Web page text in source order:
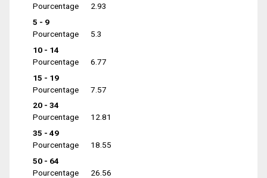
Pourcentage
2.93
5 - 9
Pourcentage
5.3
10 - 14
Pourcentage
6.77
15 - 19
Pourcentage
7.57
20 - 34
Pourcentage
12.81
35 - 49
Pourcentage
18.55
50 - 64
Pourcentage
26.56